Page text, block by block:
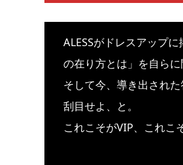
ALESSがドレスアップ
の在り方とは」を自らに
そして今、導き出された
刮目せよ、と。
これこそがVIP、これこ